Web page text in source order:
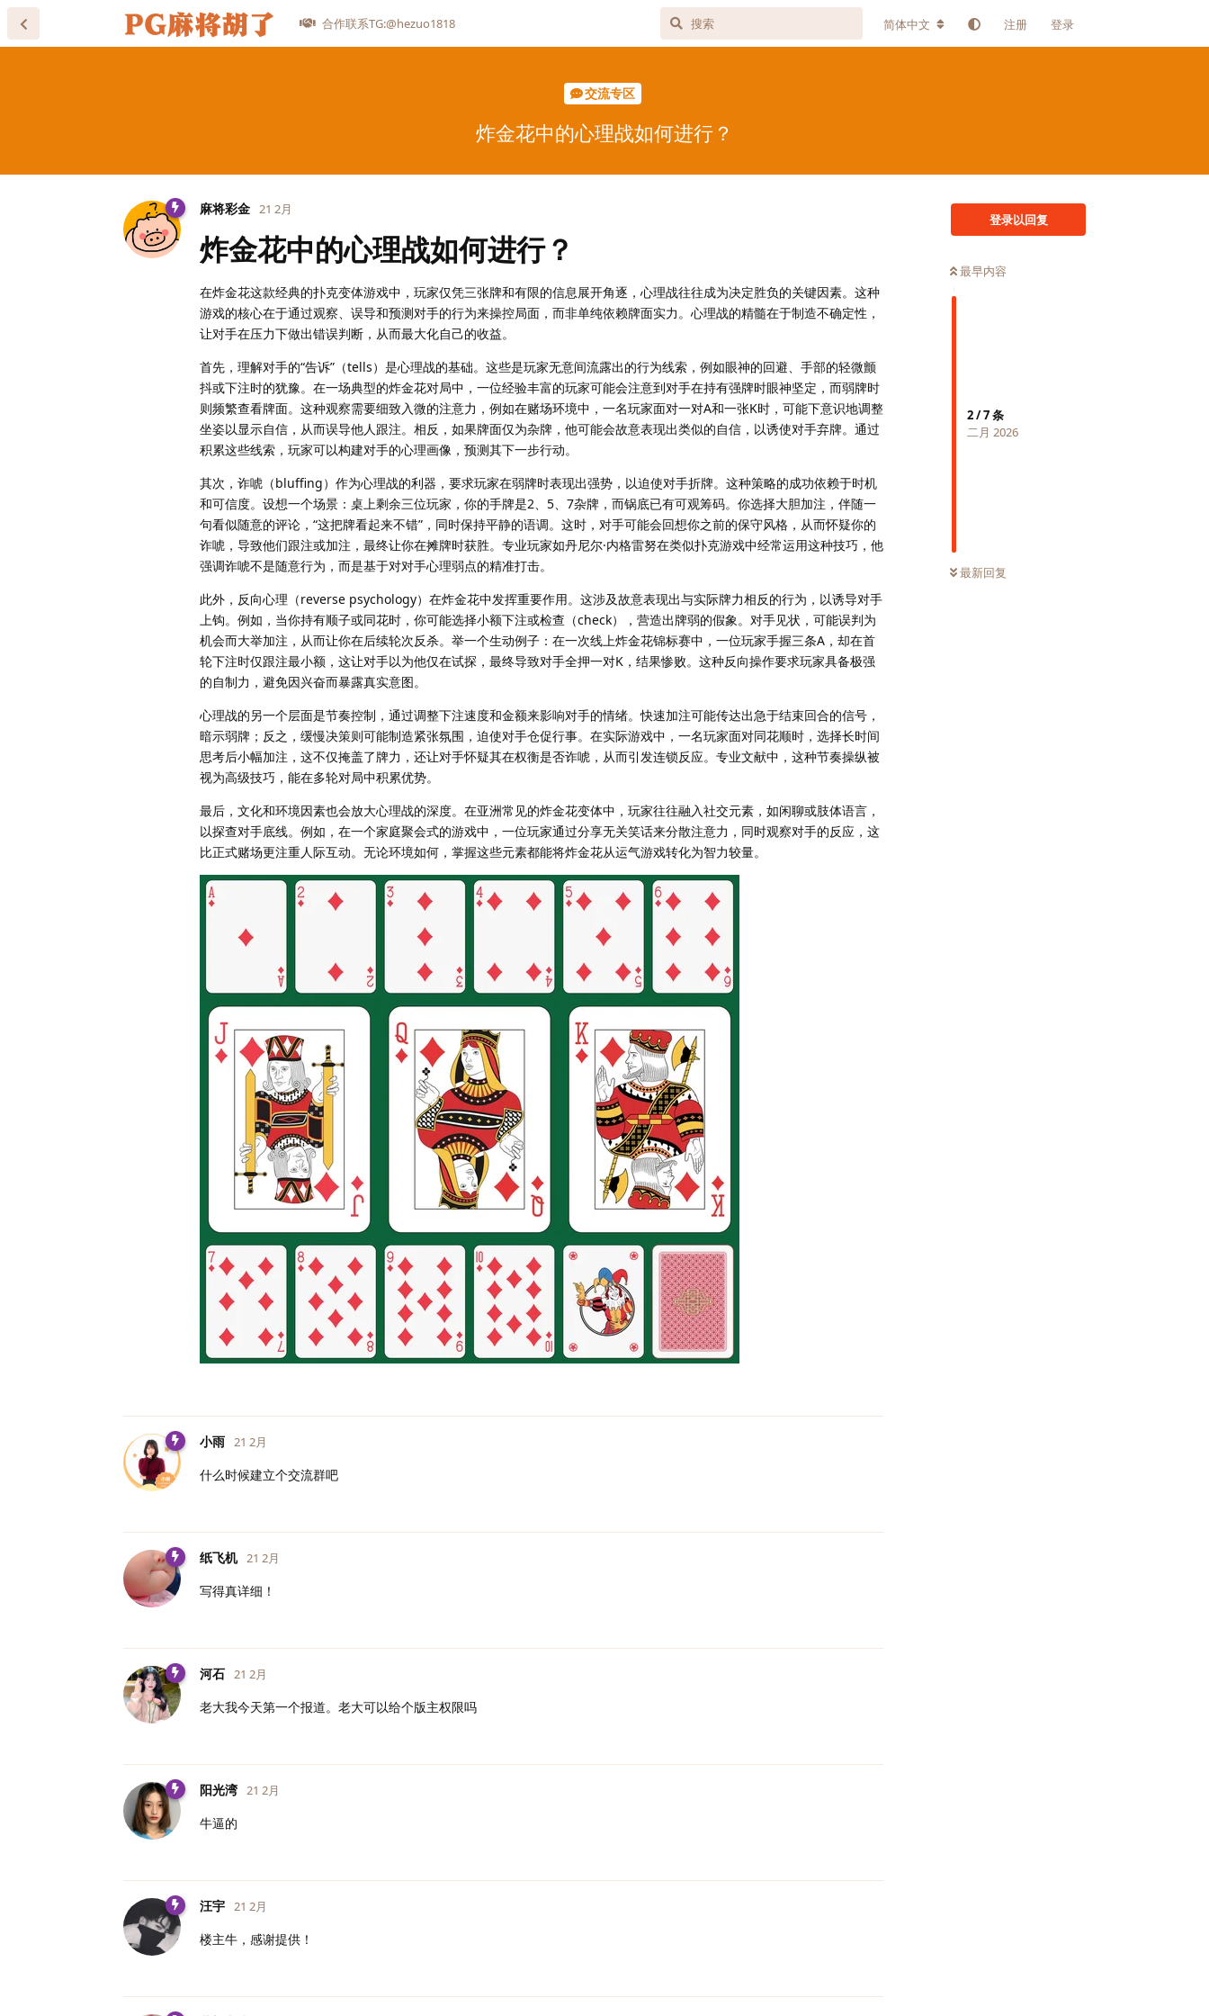
合作联系TG:@hezuo1818 简体中文 注册 登录
交流专区
炸金花中的心理战如何进行？
登录以回复
最早内容
2/7条
二月 2026
最新回复
麻将彩金 21 2月
炸金花中的心理战如何进行？
在炸金花这款经典的扑克变体游戏中，玩家仅凭三张牌和有限的信息展开角逐，心理战往往成为决定胜负的关键因素。这种
游戏的核心在于通过观察、误导和预测对手的行为来操控局面，而非单纯依赖牌面实力。心理战的精髓在于制造不确定性，
让对手在压力下做出错误判断，从而最大化自己的收益。
首先，理解对手的“告诉”（tells）是心理战的基础。这些是玩家无意间流露出的行为线索，例如眼神的回避、手部的轻微颤
抖或下注时的犹豫。在一场典型的炸金花对局中，一位经验丰富的玩家可能会注意到对手在持有强牌时眼神坚定，而弱牌时
则频繁查看牌面。这种观察需要细致入微的注意力，例如在赌场环境中，一名玩家面对一对A和一张K时，可能下意识地调整
坐姿以显示自信，从而误导他人跟注。相反，如果牌面仅为杂牌，他可能会故意表现出类似的自信，以诱使对手弃牌。通过
积累这些线索，玩家可以构建对手的心理画像，预测其下一步行动。
其次，诈唬（bluffing）作为心理战的利器，要求玩家在弱牌时表现出强势，以迫使对手折牌。这种策略的成功依赖于时机
和可信度。设想一个场景：桌上剩余三位玩家，你的手牌是2、5、7杂牌，而锅底已有可观筹码。你选择大胆加注，伴随一
句看似随意的评论，“这把牌看起来不错”，同时保持平静的语调。这时，对手可能会回想你之前的保守风格，从而怀疑你的
诈唬，导致他们跟注或加注，最终让你在摊牌时获胜。专业玩家如丹尼尔·内格雷努在类似扑克游戏中经常运用这种技巧，他
强调诈唬不是随意行为，而是基于对对手心理弱点的精准打击。
此外，反向心理（reverse psychology）在炸金花中发挥重要作用。这涉及故意表现出与实际牌力相反的行为，以诱导对手
上钩。例如，当你持有顺子或同花时，你可能选择小额下注或检查（check），营造出牌弱的假象。对手见状，可能误判为
机会而大举加注，从而让你在后续轮次反杀。举一个生动例子：在一次线上炸金花锦标赛中，一位玩家手握三条A，却在首
轮下注时仅跟注最小额，这让对手以为他仅在试探，最终导致对手全押一对K，结果惨败。这种反向操作要求玩家具备极强
的自制力，避免因兴奋而暴露真实意图。
心理战的另一个层面是节奏控制，通过调整下注速度和金额来影响对手的情绪。快速加注可能传达出急于结束回合的信号，
暗示弱牌；反之，缓慢决策则可能制造紧张氛围，迫使对手仓促行事。在实际游戏中，一名玩家面对同花顺时，选择长时间
思考后小幅加注，这不仅掩盖了牌力，还让对手怀疑其在权衡是否诈唬，从而引发连锁反应。专业文献中，这种节奏操纵被
视为高级技巧，能在多轮对局中积累优势。
最后，文化和环境因素也会放大心理战的深度。在亚洲常见的炸金花变体中，玩家往往融入社交元素，如闲聊或肢体语言，
以探查对手底线。例如，在一个家庭聚会式的游戏中，一位玩家通过分享无关笑话来分散注意力，同时观察对手的反应，这
比正式赌场更注重人际互动。无论环境如何，掌握这些元素都能将炸金花从运气游戏转化为智力较量。
小雨 21 2月
什么时候建立个交流群吧
纸飞机 21 2月
写得真详细！
河石 21 2月
老大我今天第一个报道。老大可以给个版主权限吗
阳光湾 21 2月
牛逼的
汪宇 21 2月
楼主牛，感谢提供！